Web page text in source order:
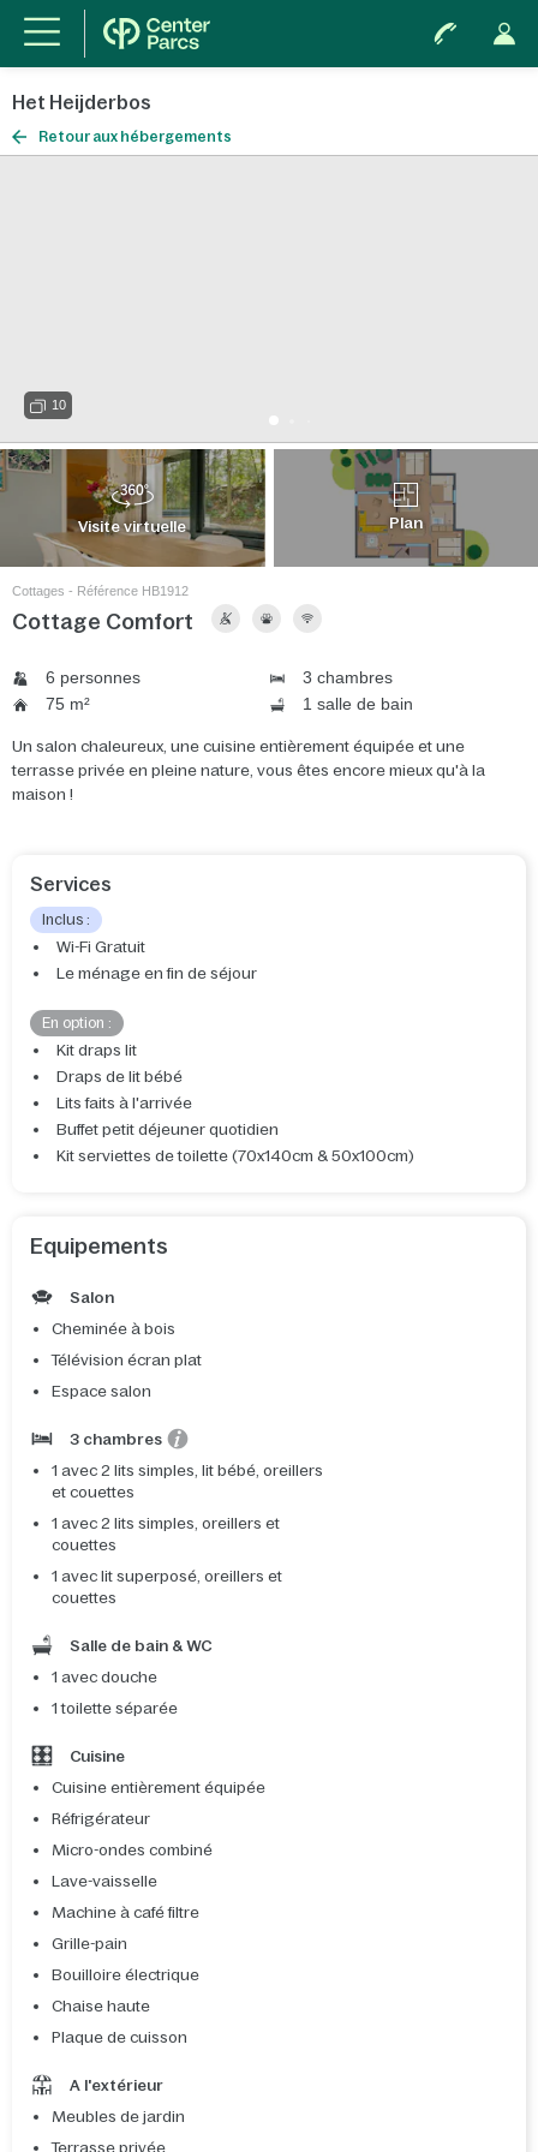
Het Heijderbos
Retour aux hébergements
10
Visite virtuelle Plan
Cottages - Référence HB1912
Cottage Comfort
6 personnes
3 chambres
75 m²
1 salle de bain
Un salon chaleureux, une cuisine entièrement équipée et une
terrasse privée en pleine nature, vous êtes encore mieux qu'à la
maison !
Services
Inclus :
Wi-Fi Gratuit
Le ménage en fin de séjour
En option :
Kit draps lit
Draps de lit bébé
Lits faits à l'arrivée
Buffet petit déjeuner quotidien
Kit serviettes de toilette (70x140cm & 50x100cm)
Equipements
Salon
Cheminée à bois
Télévision écran plat
Espace salon
3 chambres
1 avec 2 lits simples, lit bébé, oreillers
et couettes
1 avec 2 lits simples, oreillers et
couettes
1 avec lit superposé, oreillers et
couettes
Salle de bain & WC
1 avec douche
1 toilette séparée
Cuisine
Cuisine entièrement équipée
Réfrigérateur
Micro-ondes combiné
Lave-vaisselle
Machine à café filtre
Grille-pain
Bouilloire électrique
Chaise haute
Plaque de cuisson
A l'extérieur
Meubles de jardin
Terrasse privée